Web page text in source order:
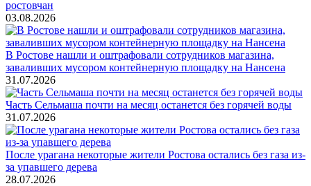
ростовчан
03.08.2026
В Ростове нашли и оштрафовали сотрудников магазина,
заваливших мусором контейнерную площадку на Нансена
31.07.2026
Часть Сельмаша почти на месяц останется без горячей воды
31.07.2026
После урагана некоторые жители Ростова остались без газа из-
за упавшего дерева
28.07.2026